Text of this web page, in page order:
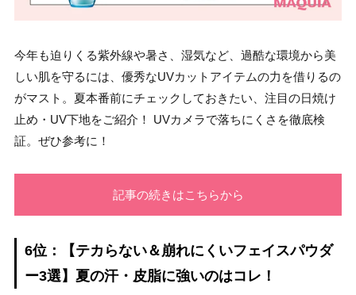
今年も迫りくる紫外線や暑さ、湿気など、過酷な環境から美
しい肌を守るには、優秀なUVカットアイテムの力を借りるの
がマスト。夏本番前にチェックしておきたい、注目の日焼け
止め・UV下地をご紹介！ UVカメラで落ちにくさを徹底検
証。ぜひ参考に！
記事の続きはこちらから
6位：【テカらない＆崩れにくいフェイスパウダ
ー3選】夏の汗・皮脂に強いのはコレ！